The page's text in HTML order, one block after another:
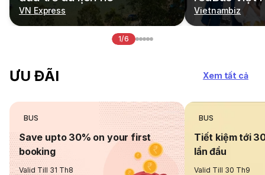
VN Express Vietnambiz
1/6
ƯU ĐÃI Xem tất cả
BUS
Save upto 30% on your first
booking
Valid Till 31 Th8
BUS
Tiết kiệm tới
lần đầu
Valid Till 30 Th9